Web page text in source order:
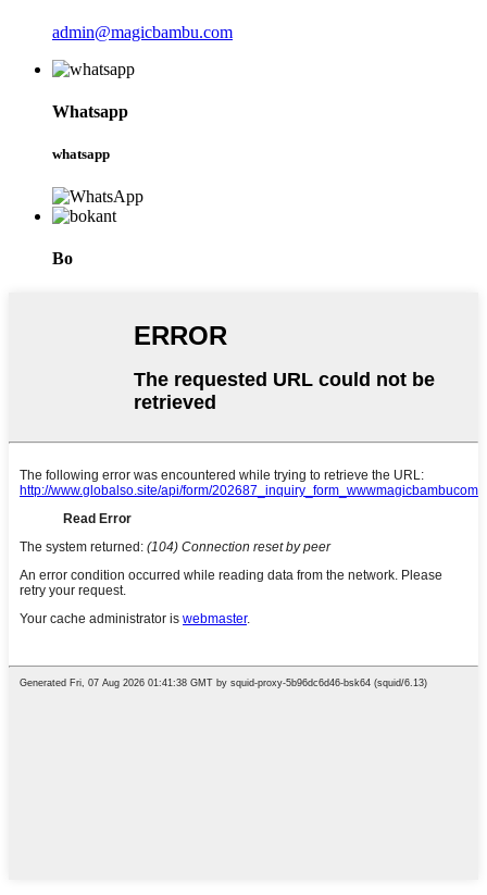
admin@magicbambu.com
Whatsapp
whatsapp
Bo